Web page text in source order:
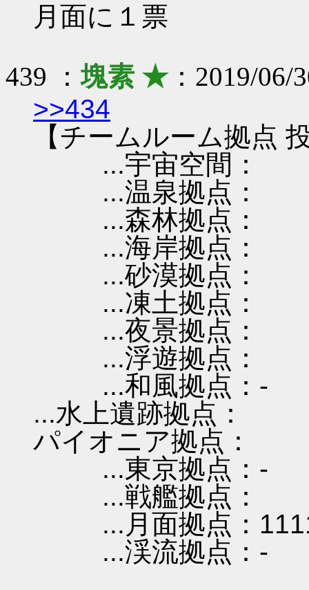
月面に１票
439 ：塊素 ★：2019/06/
>>434
【チームルーム拠点
...宇宙空間：
...温泉拠点：
...森林拠点：
...海岸拠点：
...砂漠拠点：
...凍土拠点：
...夜景拠点：
...浮遊拠点：
...和風拠点：-
...水上遺跡拠点：
パイオニア拠点：
...東京拠点：-
...戦艦拠点：
...月面拠点：
...渓流拠点：-